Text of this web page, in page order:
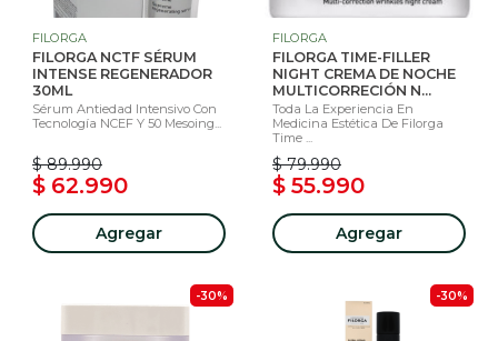
FILORGA
FILORGA NCTF SÉRUM
INTENSE REGENERADOR
30ML
Sérum Antiedad Intensivo Con
Tecnología NCEF Y 50 Mesoing...
$ 89.990
$ 62.990
Agregar
FILORGA
FILORGA TIME-FILLER
NIGHT CREMA DE NOCHE
MULTICORRECIÓN N...
Toda La Experiencia En
Medicina Estética De Filorga
Time ...
$ 79.990
$ 55.990
Agregar
-30% -30%